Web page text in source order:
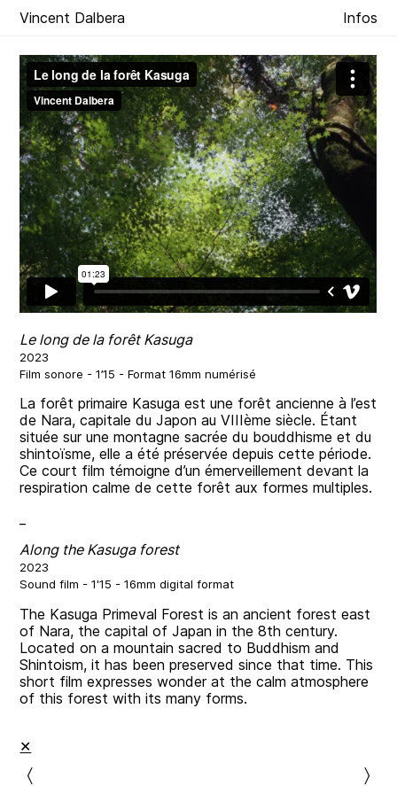
Infos
Vincent Dalbera
〉 〉
Le long de la forêt Kasuga
2023
Film sonore - 1’15 - Format 16mm numérisé
La forêt primaire Kasuga est une forêt ancienne à l’est
de Nara, capitale du Japon au VIIIème siècle. Étant
située sur une montagne sacrée du bouddhisme et du
shintoïsme, elle a été préservée depuis cette période.
Ce court film témoigne d’un émerveillement devant la
respiration calme de cette forêt aux formes multiples.
Along the Kasuga forest
2023
Sound film - 1'15 - 16mm digital format
The Kasuga Primeval Forest is an ancient forest east
of Nara, the capital of Japan in the 8th century.
Located on a mountain sacred to Buddhism and
Shintoism, it has been preserved since that time. This
short film expresses wonder at the calm atmosphere
of this forest with its many forms.
✕